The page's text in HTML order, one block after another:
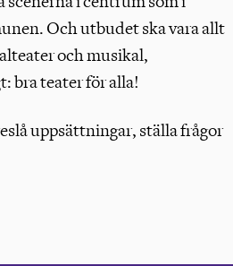
Och utbudet ska vara allt
och musikal,
bra teater för alla!
uppsättningar, ställa frågor